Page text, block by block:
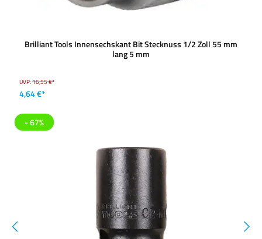
Brilliant Tools Innensechskant Bit Stecknuss 1/2 Zoll 55 mm
lang 5 mm
UVP:16,55 €*
4,64 €*
- 67%